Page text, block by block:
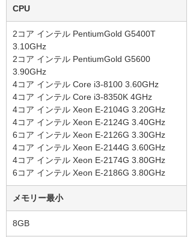
CPU
2コア インテル PentiumGold G5400T
3.10GHz
2コア インテル PentiumGold G5600
3.90GHz
4コア インテル Core i3-8100 3.60GHz
4コア インテル Core i3-8350K 4GHz
4コア インテル Xeon E-2104G 3.20GHz
4コア インテル Xeon E-2124G 3.40GHz
6コア インテル Xeon E-2126G 3.30GHz
4コア インテル Xeon E-2144G 3.60GHz
4コア インテル Xeon E-2174G 3.80GHz
6コア インテル Xeon E-2186G 3.80GHz
メモリー最小
8GB